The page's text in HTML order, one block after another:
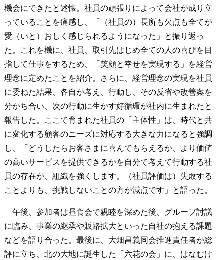
機会にできたと述懐。社員の頑張りによって会社が成り立
っていることを痛感し、「（社員の）長所も欠点も全てが
愛（いと）おしく感じられるようになった」と振り返っ
た。これを機に、社員、取引先はじめ全ての人の喜びを目
指して仕事をするため、「笑顔と幸せを実現する」を経営
理念に定めたことを紹介。さらに、経営理念の実現を社員
に委ねた結果、各自が考え、行動し、その反省や改善案を
分かち合い、次の行動に生かす好循環が社内に生まれたと
報告した。ここで育まれた社員の「主体性」は、時代と共
に変化する顧客のニーズに対応する大きな力になると強調
し、「どうしたらお客さまに喜んでもらえるか、より価値
の高いサービスを提供できるかを自分で考えて行動する社
員の存在が、組織を強くします。（社員評価は）失敗する
ことよりも、挑戦しないことの方が減点です」と語った。
午後、参加者は昼食会で親睦を深めた後、グループ討議
に臨み、事業の継承や販路拡大といった自社の抱える課題
などを語り合った。最後に、大畑昌義同会推進責任者が総
評に立ち、北の大地に誕生した「六花の会」に、はなむけ